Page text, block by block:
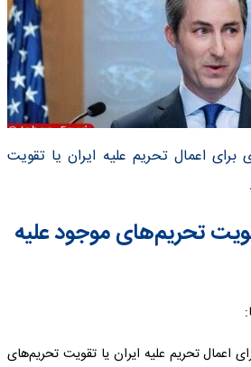
برای اعمال تحریم علیه ایران یا تقویت
تحریم‌های موجود علیه
اعمال تحریم علیه ایران یا تقویت تحریم‌های